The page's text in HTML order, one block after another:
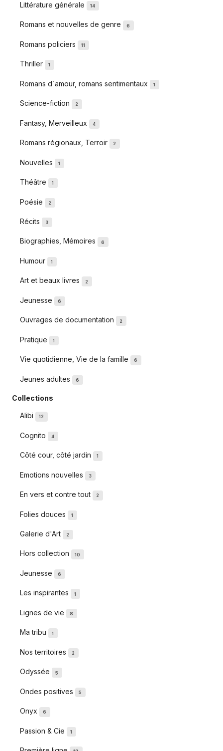
Littérature générale 14
Romans et nouvelles de genre 6
Romans policiers 11
Thriller 1
Romans d´amour, romans sentimentaux 1
Science-fiction 2
Fantasy, Merveilleux 4
Romans régionaux, Terroir 2
Nouvelles 1
Théâtre 1
Poésie 2
Récits 3
Biographies, Mémoires 6
Humour 1
Art et beaux livres 2
Jeunesse 6
Ouvrages de documentation 2
Pratique 1
Vie quotidienne, Vie de la famille 6
Jeunes adultes 6
Collections
Alibi 12
Cognito 4
Côté cour, côté jardin 1
Emotions nouvelles 3
En vers et contre tout 2
Folies douces 1
Galerie d'Art 2
Hors collection 10
Jeunesse 6
Les inspirantes 1
Lignes de vie 8
Ma tribu 1
Nos territoires 2
Odyssée 5
Ondes positives 5
Onyx 6
Passion & Cie 1